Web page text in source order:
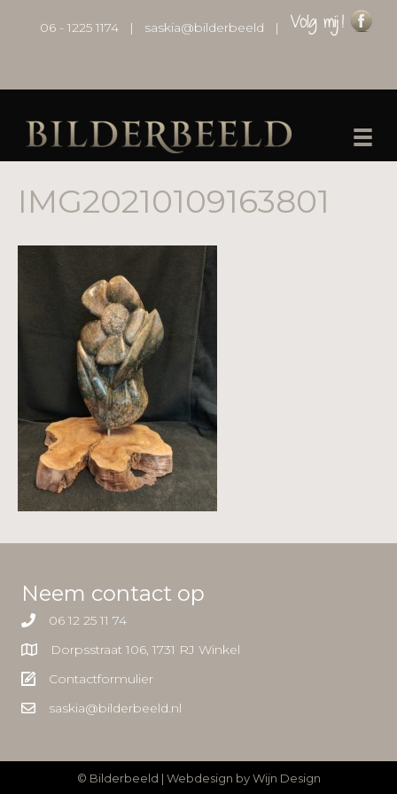
06 - 1225 1174 | saskia@bilderbeeld |
IMG20210109163801
Neem contact op
06 12 25 11 74
Dorpsstraat 106, 1731 RJ Winkel
Contactformulier
saskia@bilderbeeld.nl
© Bilderbeeld | Webdesign byWijn Design